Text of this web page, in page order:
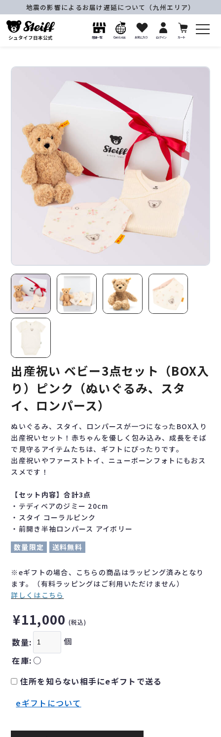
地震の影響によるお届け遅延について（九州エリア）
シュタイフ日本公式 店舗一覧 Overseas お気に入り ログイン カート
出産祝い ベビー3点セット（BOX入
り）ピンク（ぬいぐるみ、スタ
イ、ロンパース）
ぬいぐるみ、スタイ、ロンパースが一つになったBOX入り
出産祝いセット！赤ちゃんを優しく包み込み、成長をそば
で見守るアイテムたちは、ギフトにぴったりです。
出産祝いやファーストトイ、ニューボーンフォトにもおス
スメです！
【セット内容】合計3点
・テディベアのジミー 20cm
・スタイ コーラルピンク
・前開き半袖ロンパース アイボリー
数量限定
送料無料
※eギフトの場合、こちらの商品はラッピング済みとなり
ます。（有料ラッピングはご利用いただけません）
詳しくはこちら
¥11,000 (税込)
数量:
個
在庫: ○
住所を知らない相手にeギフトで送る
eギフトについて